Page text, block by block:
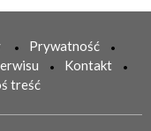
Prywatność
Kontakt
treść